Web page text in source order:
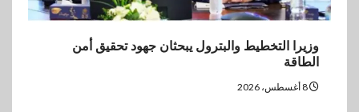
وزيرا التخطيط والبترول يبحثان جهود تحقيق أمن
الطاقة